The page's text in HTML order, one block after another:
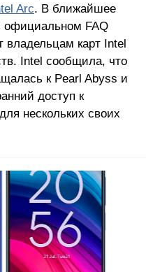
Arc. В ближайшее
официальном FAQ
владельцам карт Intel
Intel сообщила, что
к Pearl Abyss и
доступ к
нескольких своих